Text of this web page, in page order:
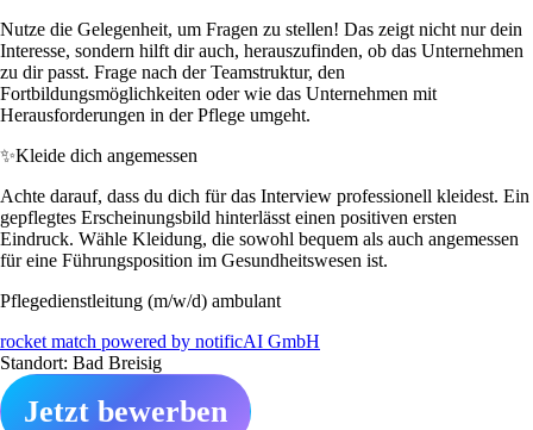
Nutze die Gelegenheit, um Fragen zu stellen! Das zeigt nicht nur dein
Interesse, sondern hilft dir auch, herauszufinden, ob das Unternehmen
zu dir passt. Frage nach der Teamstruktur, den
Fortbildungsmöglichkeiten oder wie das Unternehmen mit
Herausforderungen in der Pflege umgeht.
✨Kleide dich angemessen
Achte darauf, dass du dich für das Interview professionell kleidest. Ein
gepflegtes Erscheinungsbild hinterlässt einen positiven ersten
Eindruck. Wähle Kleidung, die sowohl bequem als auch angemessen
für eine Führungsposition im Gesundheitswesen ist.
Pflegedienstleitung (m/w/d) ambulant
rocket match powered by notificAI GmbH
Standort: Bad Breisig
Jetzt bewerben